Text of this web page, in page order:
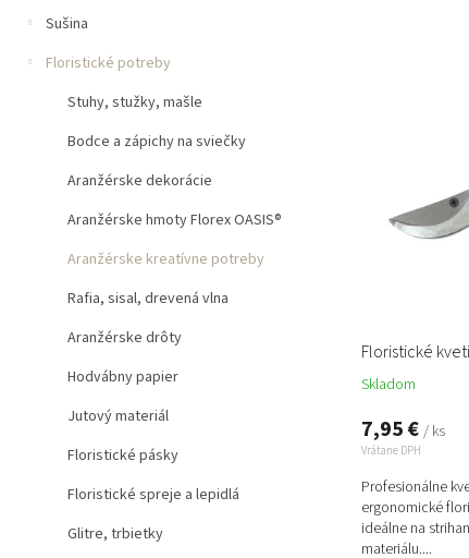
Sušina
Floristické potreby
Stuhy, stužky, mašle
Bodce a zápichy na sviečky
Aranžérske dekorácie
Aranžérske hmoty Florex OASIS®
Aranžérske kreatívne potreby
Rafia, sisal, drevená vlna
Aranžérske drôty
Hodvábny papier
Jutový materiál
Floristické pásky
Floristické spreje a lepidlá
Glitre, trbietky
v
Floristické
Skladom
7,95 € / ks
Vrátane DPH
Profesionálne
ergonomické
ideálne na
materiálu....